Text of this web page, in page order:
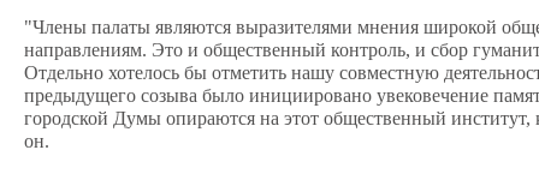
"Члены палаты являются выразителями мнения широкой
направлениям. Это и общественный контроль, и сбор
Отдельно хотелось бы отметить нашу совместную
предыдущего созыва было инициировано увековечение
городской Думы опираются на этот общественный
он.